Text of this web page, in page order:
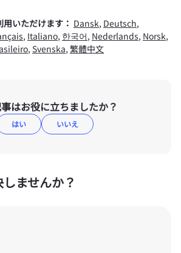
いただけます： Dansk, Deutsch,
, Italiano, 한국어, Nederlands, Norsk,
, Svenska, 繁體中文
はお役に立ちましたか？
はい いいえ
ませんか？